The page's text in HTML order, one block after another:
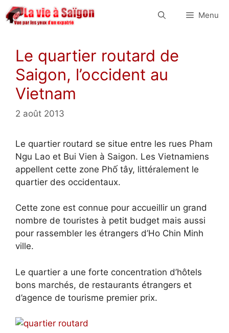
Aller
au
Menu
Le quartier routard de
Saigon, l’occident au
Vietnam
2 août 2013
Le quartier routard se situe entre les rues Pham
Ngu Lao et Bui Vien à Saigon. Les Vietnamiens
appellent cette zone Phố tây, littéralement le
quartier des occidentaux.
Cette zone est connue pour accueillir un grand
nombre de touristes à petit budget mais aussi
pour rassembler les étrangers d’Ho Chin Minh
ville.
Le quartier a une forte concentration d’hôtels
bons marchés, de restaurants étrangers et
d’agence de tourisme premier prix.